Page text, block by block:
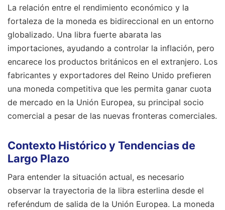
La relación entre el rendimiento económico y la
fortaleza de la moneda es bidireccional en un entorno
globalizado. Una libra fuerte abarata las
importaciones, ayudando a controlar la inflación, pero
encarece los productos británicos en el extranjero. Los
fabricantes y exportadores del Reino Unido prefieren
una moneda competitiva que les permita ganar cuota
de mercado en la Unión Europea, su principal socio
comercial a pesar de las nuevas fronteras comerciales.
Contexto Histórico y Tendencias de
Largo Plazo
Para entender la situación actual, es necesario
observar la trayectoria de la libra esterlina desde el
referéndum de salida de la Unión Europea. La moneda